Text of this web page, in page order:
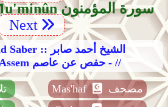
23. Surah Al-Mu'minûn سورة المؤمنون
Next
Sheikh Ahmad Saber :: الشيخ أحمد صابر
// - Hafs for Assem حفص عن عاصم - //
Mas'haf
مصحف